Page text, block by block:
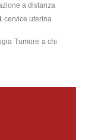
a distanza
cervice uterina
Tumore a chi